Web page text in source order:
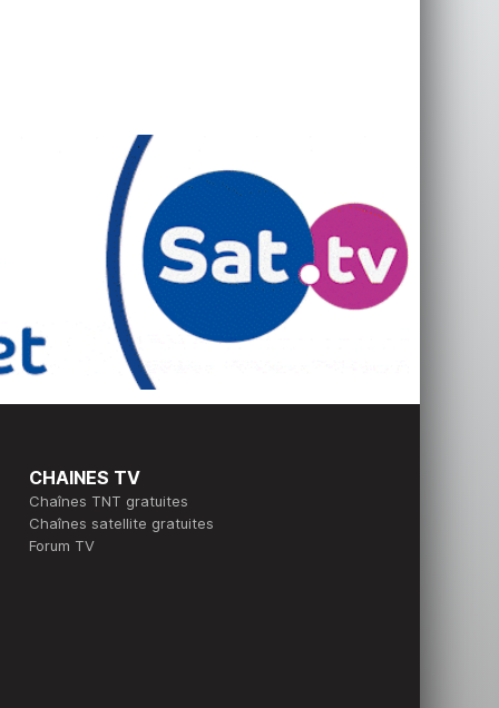
CHAINES TV
Chaînes TNT gratuites
Chaînes satellite gratuites
Forum TV